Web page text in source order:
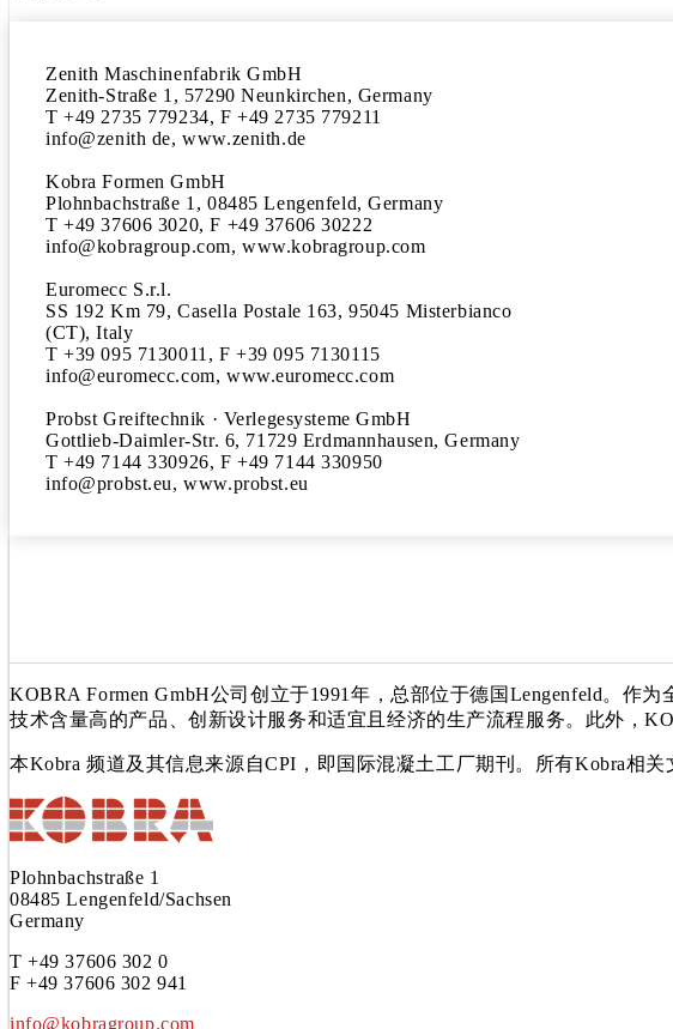
Zenith Maschinenfabrik GmbH
Zenith-Straße 1, 57290 Neunkirchen, Germany
T +49 2735 779234, F +49 2735 779211
info@zenith de, www.zenith.de
Kobra Formen GmbH
Plohnbachstraße 1, 08485 Lengenfeld, Germany
T +49 37606 3020, F +49 37606 30222
info@kobragroup.com, www.kobragroup.com
Euromecc S.r.l.
SS 192 Km 79, Casella Postale 163, 95045 Misterbianco
(CT), Italy
T +39 095 7130011, F +39 095 7130115
info@euromecc.com, www.euromecc.com
Probst Greiftechnik · Verlegesysteme GmbH
Gottlieb-Daimler-Str. 6, 71729 Erdmannhausen, Germany
T +49 7144 330926, F +49 7144 330950
info@probst.eu, www.probst.eu
KOBRA Formen GmbH公司创立于1991年，总部位于德国Lengenfeld。作
技术含量高的产品、创新设计服务和适宜且经济的生产流程服务。此外，
本Kobra 频道及其信息来源自CPI，即国际混凝土工厂期刊。所有Kobra相
Plohnbachstraße 1
08485 Lengenfeld/Sachsen
Germany
T +49 37606 302 0
F +49 37606 302 941
info@kobragroup.com